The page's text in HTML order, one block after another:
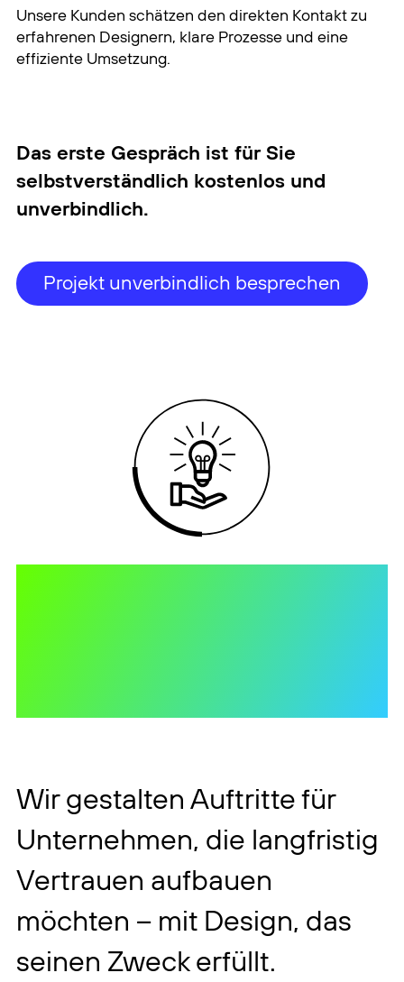
Unsere Kunden schätzen den direkten Kontakt zu
erfahrenen Designern, klare Prozesse und eine
effiziente Umsetzung.
Das erste Gespräch ist für Sie
selbstverständlich kostenlos und
unverbindlich.
Projekt unverbindlich besprechen
Wir gestalten Auftritte für
Unternehmen, die langfristig
Vertrauen aufbauen
möchten – mit Design, das
seinen Zweck erfüllt.